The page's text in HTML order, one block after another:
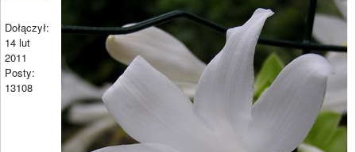
Dołączył:
14 lut
2011
Posty:
13108